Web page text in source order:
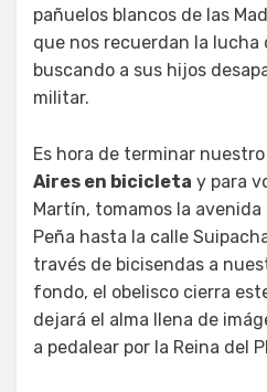
pañuelos blancos de las
que nos recuerdan la lucha
buscando a sus hijos
militar.
Es hora de terminar
Aires en bicicleta y para
Martín, tomamos la avenida
Peña hasta la calle
través de bicisendas a
fondo, el obelisco cierra
dejará el alma llena de
a pedalear por la Reina del